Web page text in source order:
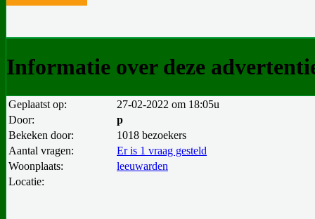
Informatie over deze
Geplaatst op:
27-02-2022 om 18:05u
Door:
p
Bekeken door:
1018 bezoekers
Aantal vragen:
Er is 1 vraag gesteld
Woonplaats:
leeuwarden
Locatie: